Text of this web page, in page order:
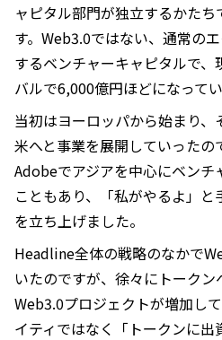
ャピタル部門が独立するかた
す。Web3.0ではない、通常の
するベンチャーキャピタルで
バルで6,000億円ほどになってい
当初はヨーロッパから始まり、
米へと事業を展開していったの
Adobeでアジアを中心にベンチ
こともあり、「私がやるよ」
を立ち上げました。
Headline全体の戦略のなかで
いたのですが、徐々にトーク
Web3.0プロジェクトが増加し
イティではなく「トークンに出